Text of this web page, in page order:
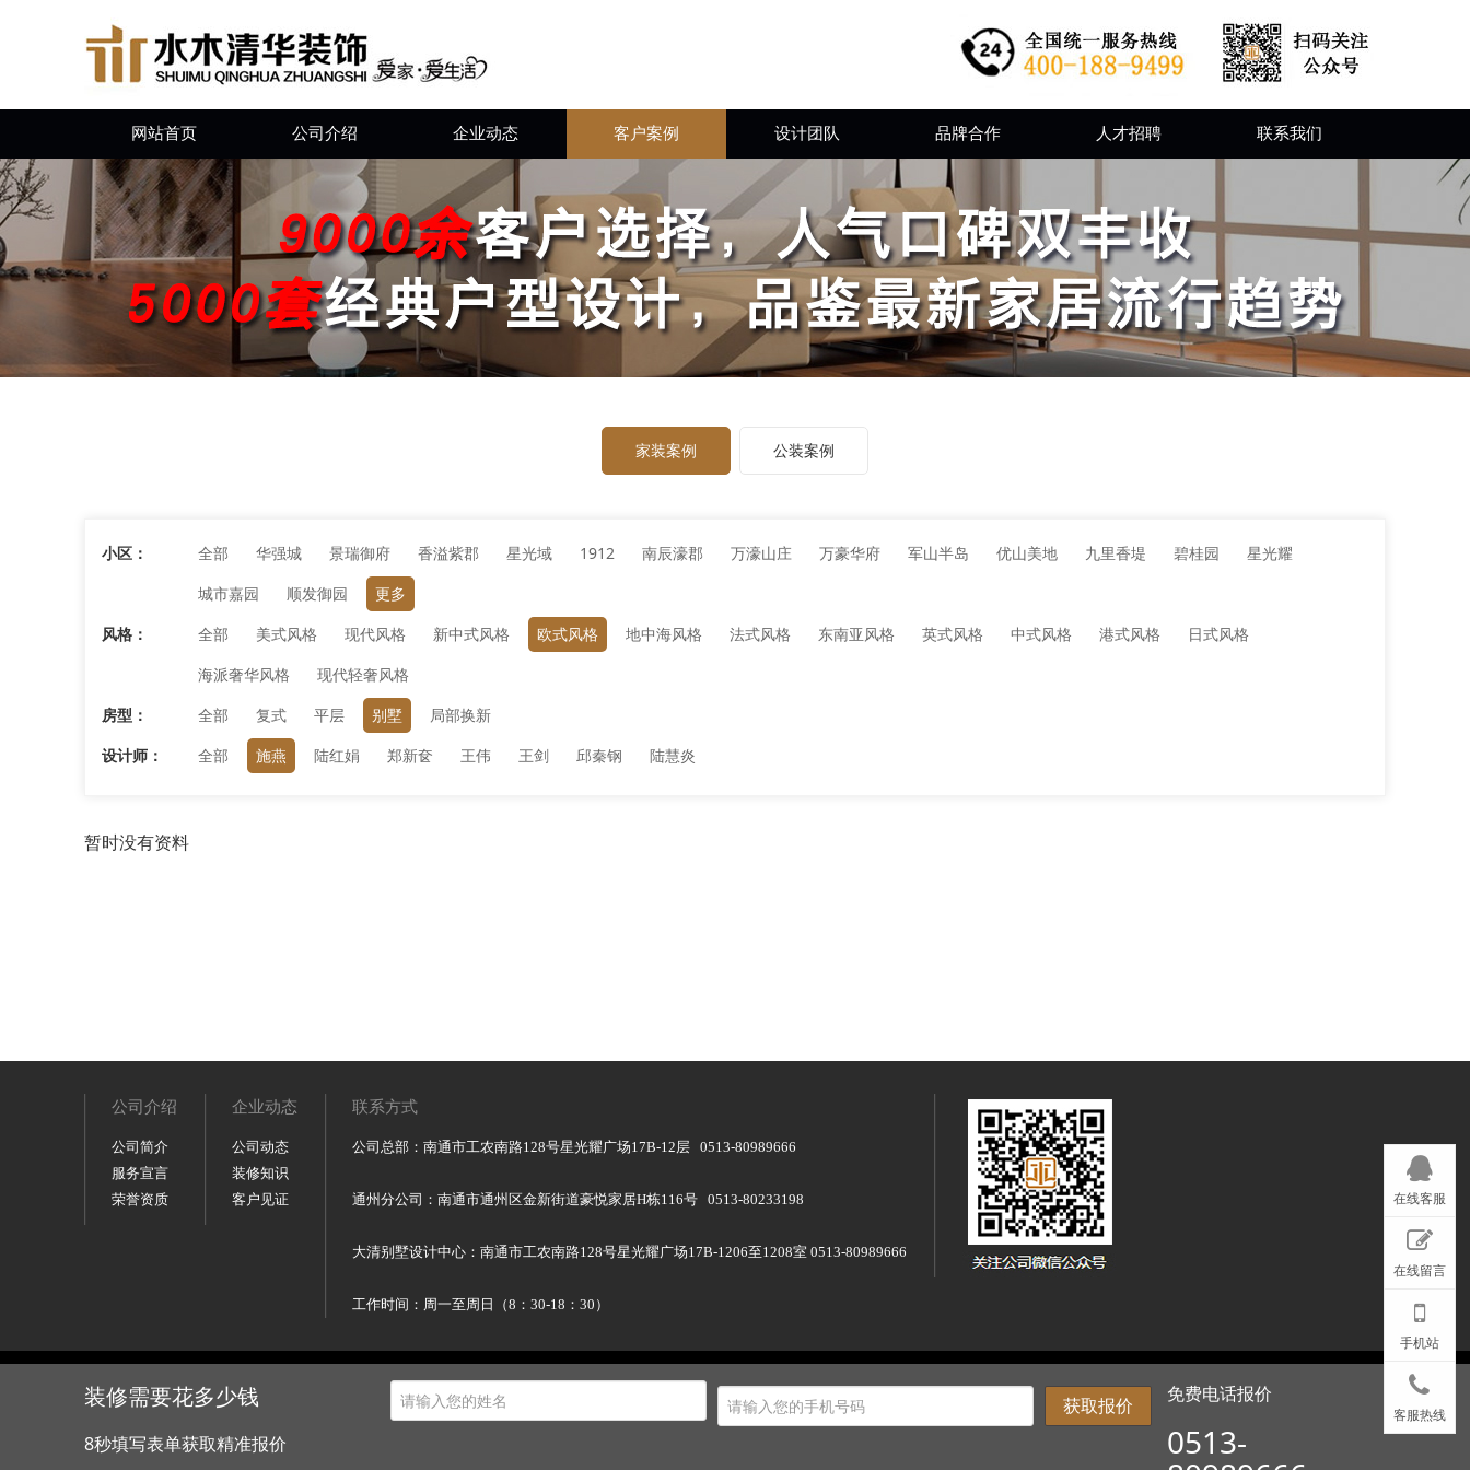
网站首页 公司介绍 企业动态 客户案例 设计团队 品牌合作 人才招聘 联系我们
家装案例 公装案例
小区： 全部 华强城 景瑞御府 香溢紫郡 星光域 1912 南辰濠郡 万濠山庄 万豪华府 军山半岛 优山美地 九里香堤 碧桂园
星光耀
城市嘉园
顺发御园
更多
风格：
全部 美式风格 现代风格 新中式风格 欧式风格 地中海风格 法式风格 东南亚风格 英式风格 中式风格 港式风格
日式风格
海派奢华风格
现代轻奢风格
房型：
全部 复式 平层 别墅
局部换新
设计师：
全部 施燕 陆红娟 郑新奁 王伟 王剑 邱秦钢 陆慧炎
暂时没有资料
公司介绍
公司简介
服务宣言
荣誉资质
企业动态
公司动态
装修知识
客户见证
联系方式
公司总部：南通市工农南路128号星光耀广场17B-12层 0513-80989666
通州分公司：南通市通州区金新街道豪悦家居H栋116号 0513-80233198
大清别墅设计中心：南通市工农南路128号星光耀广场17B-1206至1208室 0513-80989666
工作时间：周一至周日（8：30-18：30）
在线客服
在线留言
手机站
客服热线
装修需要花多少钱
8秒填写表单获取精准报价
获取报价 免费电话报价
0513-